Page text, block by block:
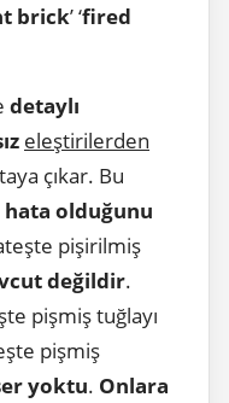
brick’ ‘fired
detaylı
eleştirilerden
çıkar. Bu
hata olduğunu
pişirilmiş
değildir.
pişmiş tuğlayı
pişmiş
yoktu. Onlara